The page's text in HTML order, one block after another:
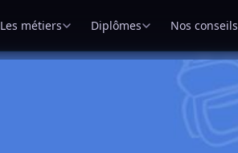
Les métiers Diplômes Nos conseils